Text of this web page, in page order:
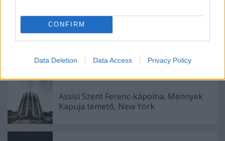
CONFIRM
Data Deletion Data Access Privacy Policy
Ajánlott bejegyzések:
Assisi Szent Ferenc-kápolna, Mennyek
Kapuja temető, New York